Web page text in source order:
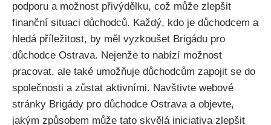
podporu a možnost přivýdělku, což může zlepšit
finanční situaci důchodců. Každý, kdo je důchodcem a
hledá příležitost, by měl vyzkoušet Brigádu pro
důchodce Ostrava. Nejenže to nabízí možnost
pracovat, ale také umožňuje důchodcům zapojit se do
společnosti a zůstat aktivními. Navštivte webové
stránky Brigády pro důchodce Ostrava a objevte,
jakým způsobem může tato skvělá iniciativa zlepšit